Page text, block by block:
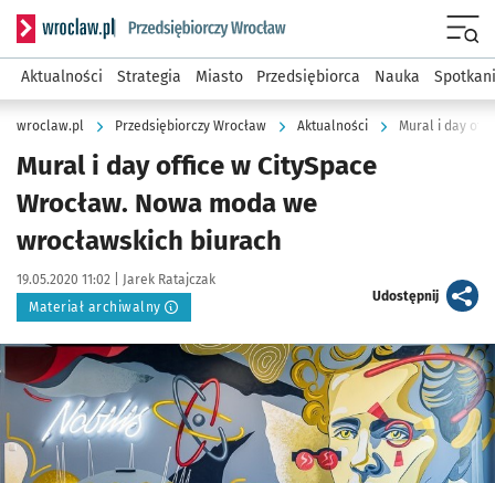
Serwis informacyjny wroclaw.pl podserwis: Strategia
Aktualności Strategia Miasto Przedsiębiorca Nauka
wroclaw.pl Przedsiębiorczy Wrocław Aktualności Mural i day
Mural i day office w CitySpace
Wrocław. Nowa moda we
wrocławskich biurach
Data publikacji:
19.05.2020 11:02 | Autor:
Jarek Ratajczak
Materiał archiwalny
Udostępnijartykuł
Kliknij, aby powiększyć